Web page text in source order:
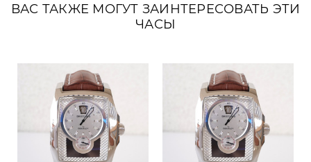
ВАС ТАКЖЕ МОГУТ ЗАИНТЕРЕСОВАТЬ ЭТИ
ЧАСЫ